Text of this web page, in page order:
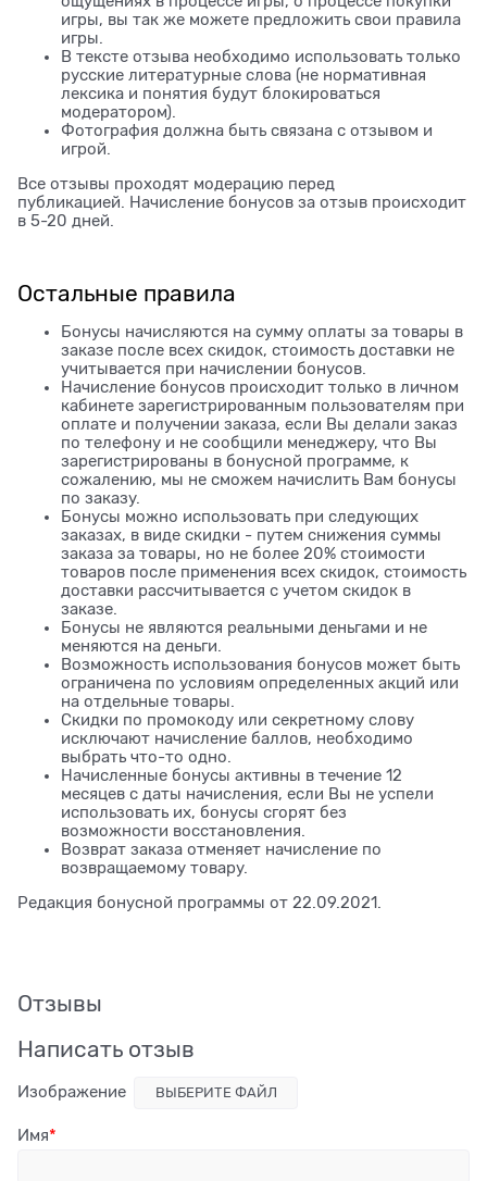
игры, вы так же можете предложить свои правила
игры.
В тексте отзыва необходимо использовать только
русские литературные слова (не нормативная
лексика и понятия будут блокироваться
модератором).
Фотография должна быть связана с отзывом и
игрой.
Все отзывы проходят модерацию перед
публикацией. Начисление бонусов за отзыв происходит
в 5-20 дней.
Остальные правила
Бонусы начисляются на сумму оплаты за товары в
заказе после всех скидок, стоимость доставки не
учитывается при начислении бонусов.
Начисление бонусов происходит только в личном
кабинете зарегистрированным пользователям при
оплате и получении заказа, если Вы делали заказ
по телефону и не сообщили менеджеру, что Вы
зарегистрированы в бонусной программе, к
сожалению, мы не сможем начислить Вам бонусы
по заказу.
Бонусы можно использовать при следующих
заказах, в виде скидки - путем снижения суммы
заказа за товары, но не более 20% стоимости
товаров после применения всех скидок, стоимость
доставки рассчитывается с учетом скидок в
заказе.
Бонусы не являются реальными деньгами и не
меняются на деньги.
Возможность использования бонусов может быть
ограничена по условиям определенных акций или
на отдельные товары.
Скидки по промокоду или секретному слову
исключают начисление баллов, необходимо
выбрать что-то одно.
Начисленные бонусы активны в течение 12
месяцев с даты начисления, если Вы не успели
использовать их, бонусы сгорят без
возможности восстановления.
Возврат заказа отменяет начисление по
возвращаемому товару.
Редакция бонусной программы от 22.09.2021.
Отзывы
Написать отзыв
Изображение ВЫБЕРИТЕ ФАЙЛ
Имя